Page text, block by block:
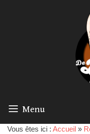
Menu
Vous êtes ici : Accueil »